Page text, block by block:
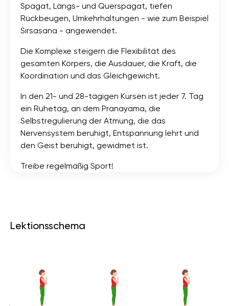
Spagat, Längs- und Querspagat, tiefen
Rückbeugen, Umkehrhaltungen - wie zum Beispiel
Sirsasana - angewendet.
Die Komplexe steigern die Flexibilität des
gesamten Körpers, die Ausdauer, die Kraft, die
Koordination und das Gleichgewicht.
In den 21- und 28-tägigen Kursen ist jeder 7. Tag
ein Ruhetag, an dem Pranayama, die
Selbstregulierung der Atmung, die das
Nervensystem beruhigt, Entspannung lehrt und
den Geist beruhigt, gewidmet ist.
Treibe regelmäßig Sport!
Lektionsschema